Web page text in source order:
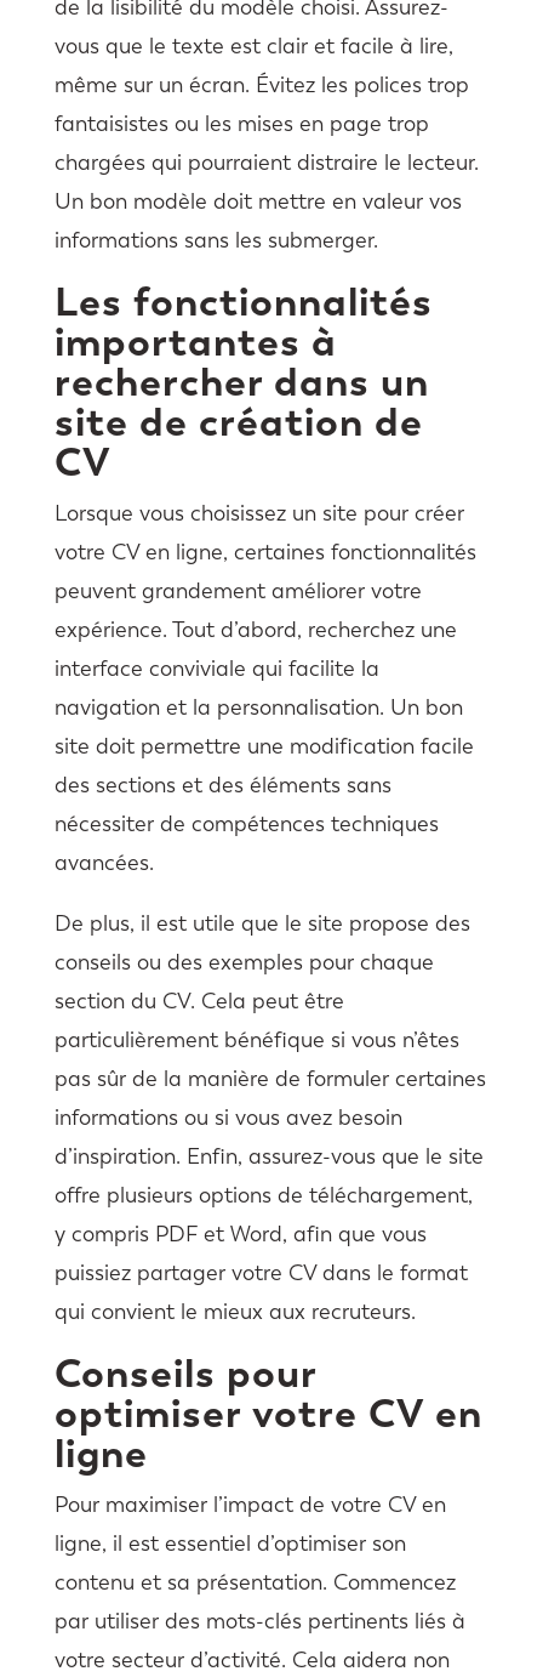
de la lisibilité du modèle choisi. Assurez-
vous que le texte est clair et facile à lire,
même sur un écran. Évitez les polices trop
fantaisistes ou les mises en page trop
chargées qui pourraient distraire le lecteur.
Un bon modèle doit mettre en valeur vos
informations sans les submerger.
Les fonctionnalités
importantes à
rechercher dans un
site de création de
CV
Lorsque vous choisissez un site pour créer
votre CV en ligne, certaines fonctionnalités
peuvent grandement améliorer votre
expérience. Tout d’abord, recherchez une
interface conviviale qui facilite la
navigation et la personnalisation. Un bon
site doit permettre une modification facile
des sections et des éléments sans
nécessiter de compétences techniques
avancées.
De plus, il est utile que le site propose des
conseils ou des exemples pour chaque
section du CV. Cela peut être
particulièrement bénéfique si vous n’êtes
pas sûr de la manière de formuler certaines
informations ou si vous avez besoin
d’inspiration. Enfin, assurez-vous que le site
offre plusieurs options de téléchargement,
y compris PDF et Word, afin que vous
puissiez partager votre CV dans le format
qui convient le mieux aux recruteurs.
Conseils pour
optimiser votre CV en
ligne
Pour maximiser l’impact de votre CV en
ligne, il est essentiel d’optimiser son
contenu et sa présentation. Commencez
par utiliser des mots-clés pertinents liés à
votre secteur d’activité. Cela aidera non